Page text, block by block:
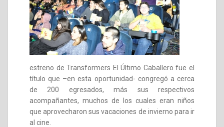
estreno de Transformers El Último Caballero fue el
título que –en esta oportunidad- congregó a cerca
de 200 egresados, más sus respectivos
acompañantes, muchos de los cuales eran niños
que aprovecharon sus vacaciones de invierno para ir
al cine.